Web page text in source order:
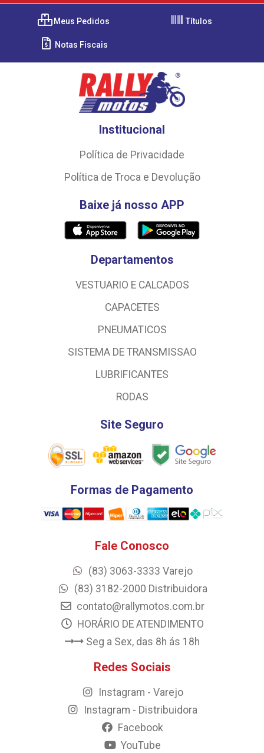
Meus Pedidos Títulos
Notas Fiscais
Institucional
Política de Privacidade
Política de Troca e Devolução
Baixe já nosso APP
Departamentos
VESTUARIO E CALCADOS
CAPACETES
PNEUMATICOS
SISTEMA DE TRANSMISSAO
LUBRIFICANTES
RODAS
Site Seguro
Formas de Pagamento
Fale Conosco
(83) 3063-3333 Varejo
(83) 3182-2000 Distribuidora
contato@rallymotos.com.br
HORÁRIO DE ATENDIMENTO
Seg a Sex, das 8h ás 18h
Redes Sociais
Instagram - Varejo
Instagram - Distribuidora
Facebook
YouTube